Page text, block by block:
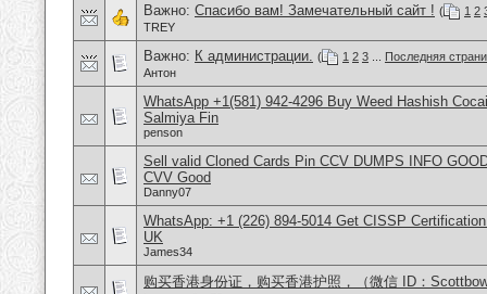
Важно: Спасибо вам! Замечательный сайт ! ( 1 2
TREY
Важно: К администрации. ( 1 2 3
Последняя
Антон
WhatsApp +1(581) 942-4296 Buy Weed Hashish
Salmiya Fin
penson
Sell valid Cloned Cards Pin CCV DUMPS INFO
CVV Good
Danny07
WhatsApp: +1 (226) 894-5014​ Get CISSP
UK
James34
购买香港身份证，购买香港护照，（微信 ID：